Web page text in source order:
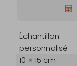
Échantillon
personnalisé
10 × 15 cm